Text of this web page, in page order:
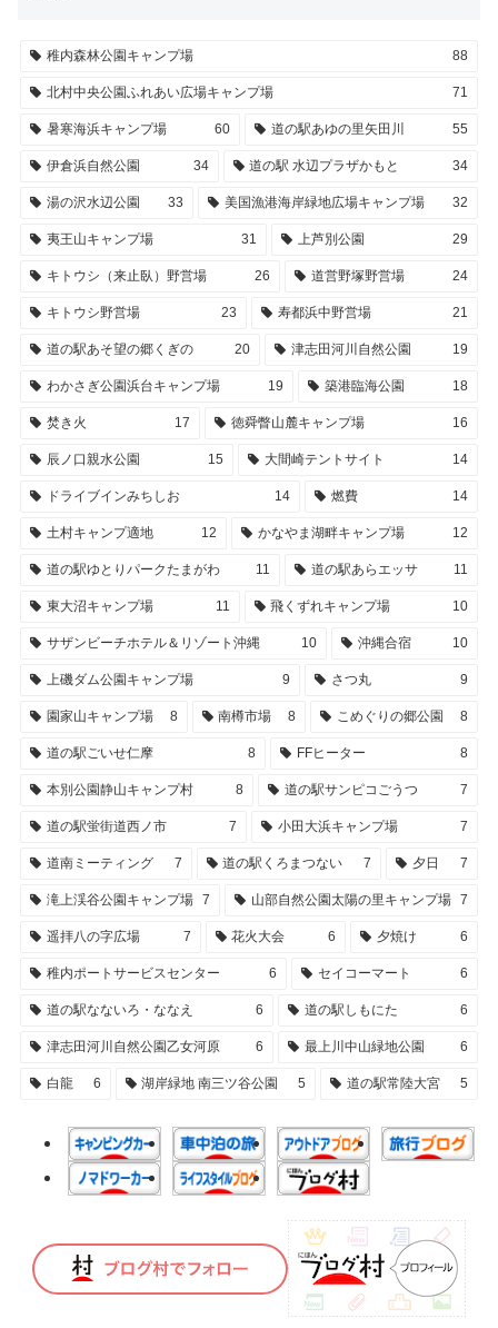
稚内森林公園キャンプ場 88
北村中央公園ふれあい広場キャンプ場 71
暑寒海浜キャンプ場 60 道の駅あゆの里矢田川 55
伊倉浜自然公園 34 道の駅 水辺プラザかもと 34
湯の沢水辺公園 33 美国漁港海岸緑地広場キャンプ場 32
夷王山キャンプ場 31 上芦別公園 29
キトウシ（来止臥）野営場 26 道営野塚野営場 24
キトウシ野営場 23 寿都浜中野営場 21
道の駅あそ望の郷くぎの 20 津志田河川自然公園 19
わかさぎ公園浜台キャンプ場 19 築港臨海公園 18
焚き火 17 徳舜瞥山麓キャンプ場 16
辰ノ口親水公園 15 大間崎テントサイト 14
ドライブインみちしお 14 燃費 14
土村キャンプ適地 12 かなやま湖畔キャンプ場 12
道の駅ゆとりパークたまがわ 11 道の駅あらエッサ 11
東大沼キャンプ場 11 飛くずれキャンプ場 10
サザンビーチホテル＆リゾート沖縄 10 沖縄合宿 10
上磯ダム公園キャンプ場 9 さつ丸 9
園家山キャンプ場 8 南樽市場 8 こめぐりの郷公園 8
道の駅ごいせ仁摩 8 FFヒーター 8
本別公園静山キャンプ村 8 道の駅サンピコごうつ 7
道の駅蛍街道西ノ市 7 小田大浜キャンプ場 7
道南ミーティング 7 道の駅くろまつない 7 夕日 7
滝上渓谷公園キャンプ場 7 山部自然公園太陽の里キャンプ場 7
遥拝八の字広場 7 花火大会 6 夕焼け 6
稚内ポートサービスセンター 6 セイコーマート 6
道の駅なないろ・ななえ 6 道の駅しもにた 6
津志田河川自然公園乙女河原 6 最上川中山緑地公園 6
白龍 6 湖岸緑地 南三ツ谷公園 5 道の駅常陸大宮 5